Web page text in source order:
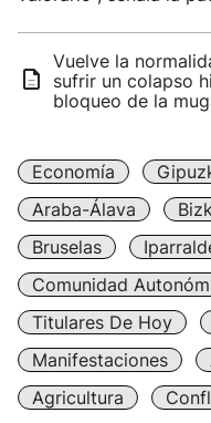
Vuelve la
sufrir un colapso
bloqueo de la
Economía
Araba-Álava
Bruselas
Comunidad
Titulares De Hoy
Manifestaciones
Agricultura